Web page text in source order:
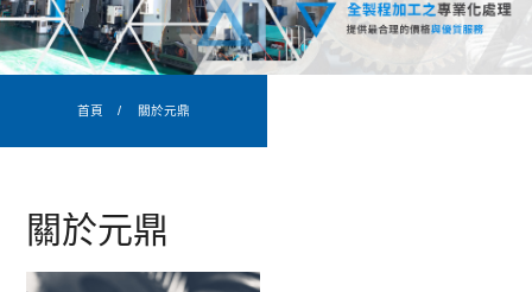
首頁 關於元鼎
關於元鼎